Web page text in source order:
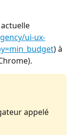
ui-ux-
) à
appelé